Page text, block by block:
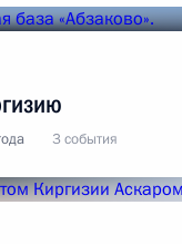
3 события